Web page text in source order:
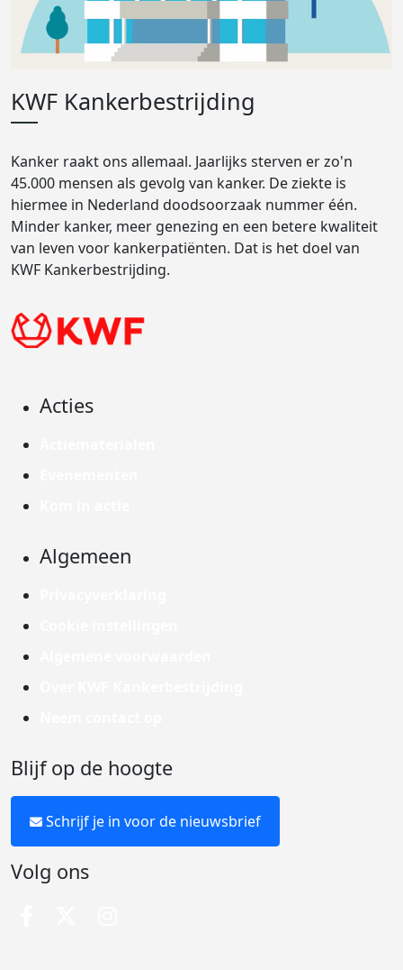
KWF Kankerbestrijding
Kanker raakt ons allemaal. Jaarlijks sterven er zo'n
45.000 mensen als gevolg van kanker. De ziekte is
hiermee in Nederland doodsoorzaak nummer één.
Minder kanker, meer genezing en een betere kwaliteit
van leven voor kankerpatiënten. Dat is het doel van
KWF Kankerbestrijding.
Acties
Algemeen
Blijf op de hoogte
Schrijf je in voor de nieuwsbrief
Volg ons